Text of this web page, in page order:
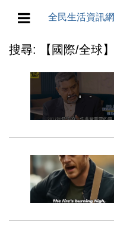
全民生活資訊網
地方/天氣/颱風/地震
教育/五育/五創
人生/生存/生活
政治/政黨
搜尋: 【國際/全球】